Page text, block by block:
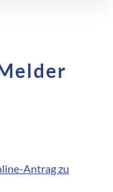
Antrag zu